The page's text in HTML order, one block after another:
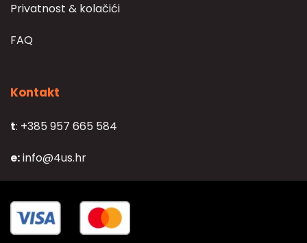
Privatnost & kolačići
FAQ
Kontakt
t: +385 957 665 584
e:info@4us.hr